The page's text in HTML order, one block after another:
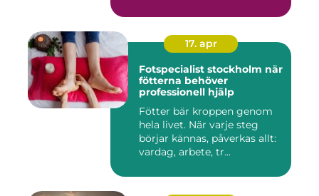
17. apr
Fotspecialist stockholm när
fötterna behöver
professionell hjälp
Fötter bär kroppen genom
hela livet. När varje steg
börjar kännas, påverkas allt:
vardag, arbete, tr...